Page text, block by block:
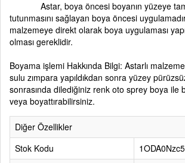
Astar, boya öncesi boyanın yüzeye
tutunmasını sağlayan boya öncesi
malzemeye direkt olarak boya uygulaması
olması gereklidir.
Boyama işlemi Hakkında Bilgi: Astarlı
sulu zımpara yapıldıkdan sonra yüzey
sonrasında dilediğiniz renk oto sprey boya ile
veya boyattırabilirsiniz.
Diğer Özellikler
Stok Kodu